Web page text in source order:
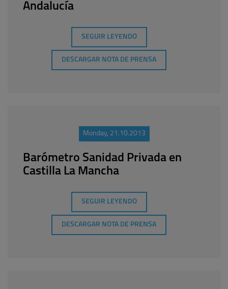
Andalucía
SEGUIR LEYENDO
DESCARGAR NOTA DE PRENSA
Monday, 21.10.2013
Barómetro Sanidad Privada en
Castilla La Mancha
SEGUIR LEYENDO
DESCARGAR NOTA DE PRENSA